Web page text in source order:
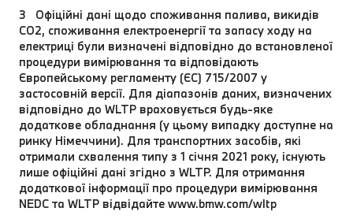
3 Офіційні дані щодо споживання палива, викидів
CO2, споживання електроенергії та запасу ходу на
електриці були визначені відповідно до встановленої
процедури вимірювання та відповідають
Європейському регламенту (ЄС) 715/2007 у
застосовній версії. Для діапазонів даних, визначених
відповідно до WLTP враховується будь-яке
додаткове обладнання (у цьому випадку доступне на
ринку Німеччини). Для транспортних засобів, які
отримали схвалення типу з 1 січня 2021 року, існують
лише офіційні дані згідно з WLTP. Для отримання
додаткової інформації про процедури вимірювання
NEDC та WLTP відвідайте www.bmw.com/wltp